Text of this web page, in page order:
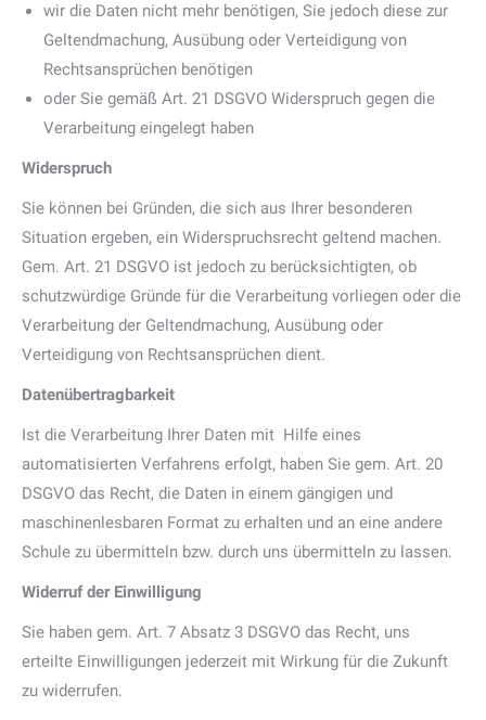
wir die Daten nicht mehr benötigen, Sie jedoch diese zur
Geltendmachung, Ausübung oder Verteidigung von
Rechtsansprüchen benötigen
oder Sie gemäß Art. 21 DSGVO Widerspruch gegen die
Verarbeitung eingelegt haben
Widerspruch
Sie können bei Gründen, die sich aus Ihrer besonderen
Situation ergeben, ein Widerspruchsrecht geltend machen.
Gem. Art. 21 DSGVO ist jedoch zu berücksichtigten, ob
schutzwürdige Gründe für die Verarbeitung vorliegen oder die
Verarbeitung der Geltendmachung, Ausübung oder
Verteidigung von Rechtsansprüchen dient.
Datenübertragbarkeit
Ist die Verarbeitung Ihrer Daten mit Hilfe eines
automatisierten Verfahrens erfolgt, haben Sie gem. Art. 20
DSGVO das Recht, die Daten in einem gängigen und
maschinenlesbaren Format zu erhalten und an eine andere
Schule zu übermitteln bzw. durch uns übermitteln zu lassen.
Widerruf der Einwilligung
Sie haben gem. Art. 7 Absatz 3 DSGVO das Recht, uns
erteilte Einwilligungen jederzeit mit Wirkung für die Zukunft
zu widerrufen.